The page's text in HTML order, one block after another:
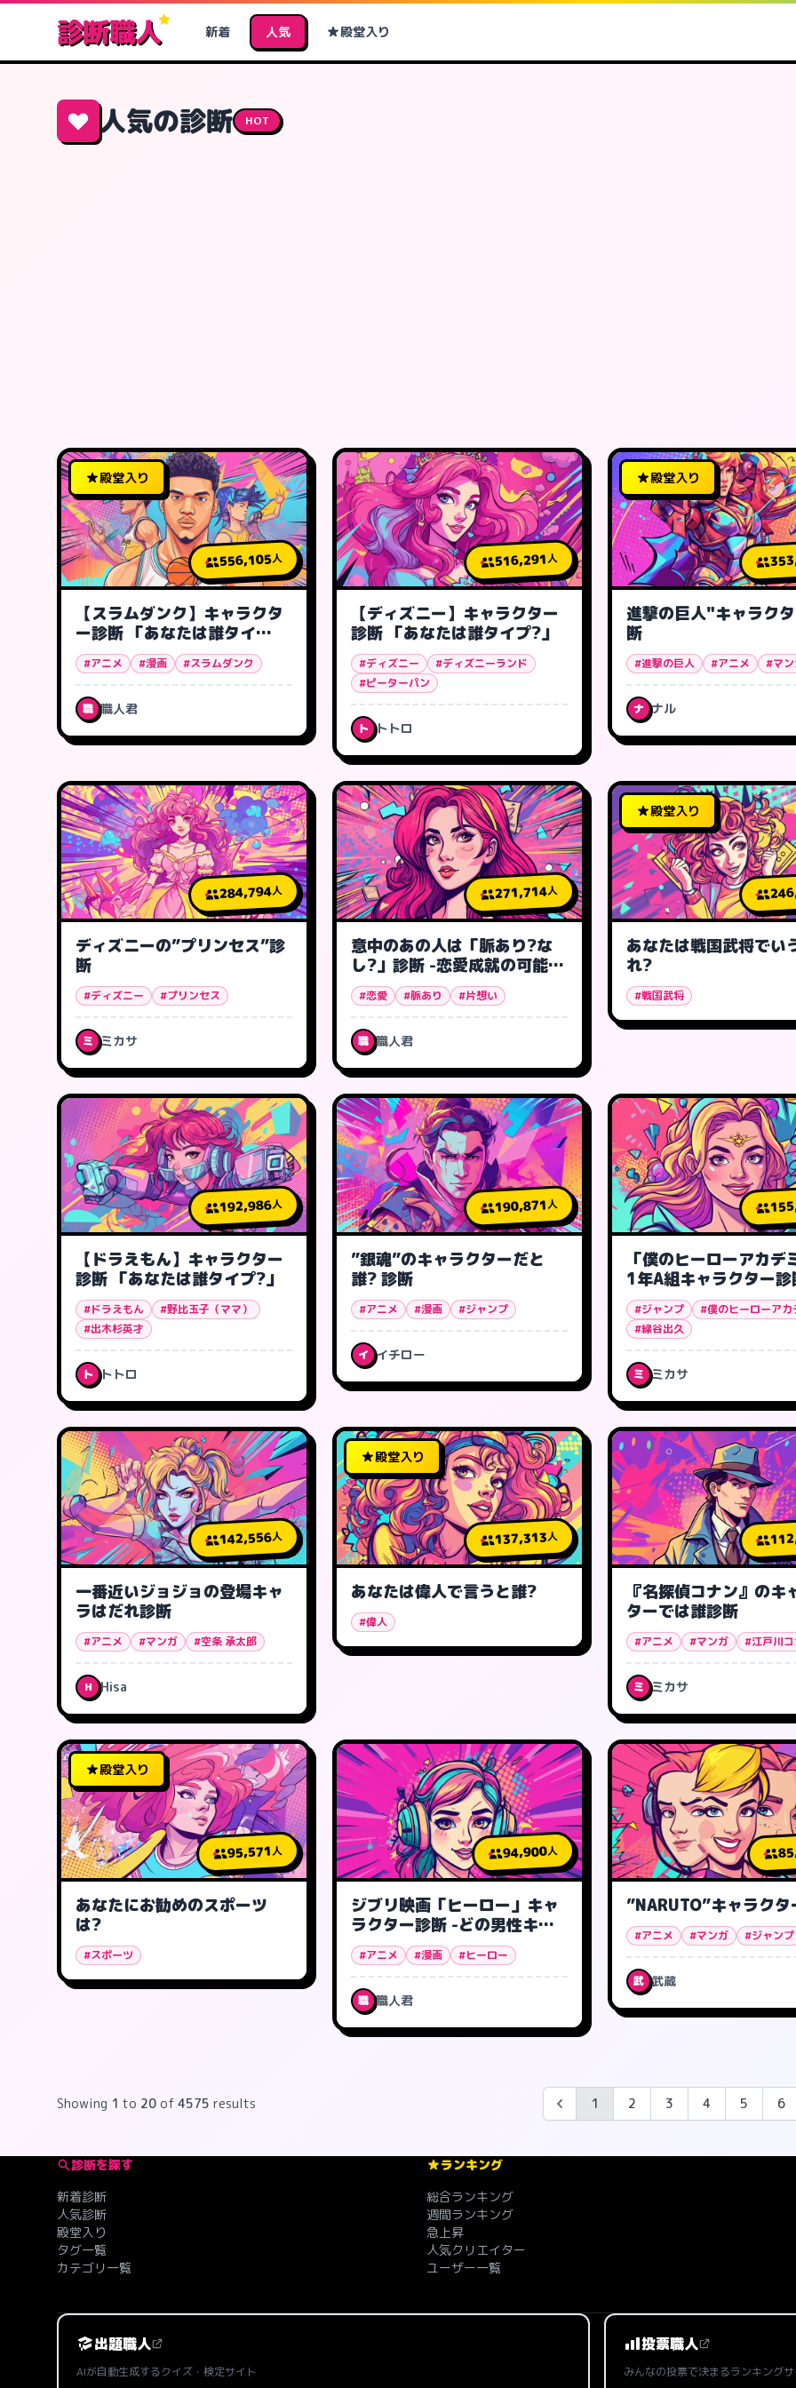
診断職人 新着 人気 殿堂入り
人気の診断 HOT
殿堂入り
556,105人
【スラムダンク】キャラクタ
ー診断 「あなたは誰タイ
プ?」
#アニメ #漫画 #スラムダンク
職 職人君
516,291人
【ディズニー】キャラクター
診断 「あなたは誰タイプ?」
#ディズニー
#ディズニーランド
#ピーターパン
ト トトロ
殿堂入り
進撃の巨人"キャラク
断
#進撃の巨人 #アニメ #マ
ナ ナル
284,794人
ディズニーの”プリンセス”診
断
#ディズニー #プリンセス
ミ ミカサ
271,714人
意中のあの人は「脈あり?な
し?」診断 -恋愛成就の可能性
は?
#恋愛 #脈あり #片想い
職 職人君
殿堂入り
あなたは戦国武将でい
れ?
#戦国武将
192,986人
【ドラえもん】キャラクター
診断 「あなたは誰タイプ?」
#ドラえもん
#野比玉子（ママ）
#出木杉英才
ト トトロ
190,871人
”銀魂”のキャラクターだと
誰? 診断
#アニメ #漫画 #ジャンプ
イ イチロー
「僕のヒーローアカデ
1年A組キャラクター診
#ジャンプ
#僕のヒーローアカ
#緑谷出久
ミ ミカサ
142,556人
一番近いジョジョの登場キャ
ラはだれ診断
#アニメ #マンガ #空条 承太郎
H Hisa
殿堂入り
137,313人
あなたは偉人で言うと誰?
#偉人
『名探偵コナン』のキ
ターでは誰診断
#アニメ #マンガ #江戸川
ミ ミカサ
殿堂入り
95,571人
あなたにお勧めのスポーツ
は?
#スポーツ
94,900人
ジブリ映画「ヒーロー」キャ
ラクター診断 -どの男性キャ
ラ?
#アニメ #漫画 #ヒーロー
職 職人君
”NARUTO”キャラクタ
#アニメ #マンガ #ジャンプ
武 武蔵
Showing 1 to 20 of 4575 results 1 2 3 4 5 6
診断を探す
新着診断
人気診断
殿堂入り
タグ一覧
カテゴリ一覧
ランキング
総合ランキング
週間ランキング
急上昇
人気クリエイター
ユーザー一覧
出題職人
AIが自動生成するクイズ・検定サイト
投票職人
みんなの投票で決まるランキング